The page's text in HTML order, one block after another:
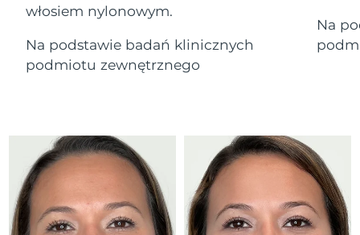
włosiem nylonowym.
Na podstawie badań klinicznych
podmiotu zewnętrznego
Na
Kupuj
Oczekiwany czas dostawy
Irlandia
Oczekiwany czas dostawy
8/8/26
Wyspa Man
Oczekiwany czas dostawy
8/10/26